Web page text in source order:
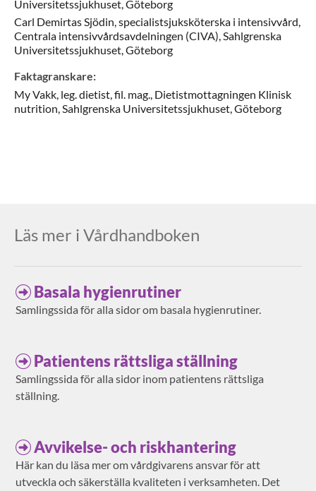
Universitetssjukhuset,Göteborg
Carl Demirtas Sjödin,specialistsjuksköterska i intensivvård,
Centrala intensivvårdsavdelningen (CIVA), Sahlgrenska
Universitetssjukhuset,Göteborg
Faktagranskare:
MyVakk, leg. dietist, fil. mag., Dietistmottagningen Klinisk
nutrition, Sahlgrenska Universitetssjukhuset,Göteborg
Läs mer i Vårdhandboken
Basala hygienrutiner
Samlingssida för alla sidor om basala hygienrutiner.
Patientens rättsliga ställning
Samlingssida för alla sidor inom patientens rättsliga
ställning.
Avvikelse- och riskhantering
Här kan du läsa mer om vårdgivarens ansvar för att
utveckla och säkerställa kvaliteten i verksamheten. Det